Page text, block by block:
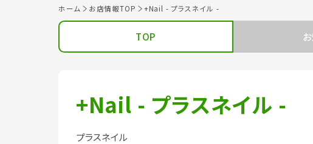
ホーム お店情報TOP +Nail - プラスネイル -
TOP
+Nail - プラスネイル -
プラスネイル